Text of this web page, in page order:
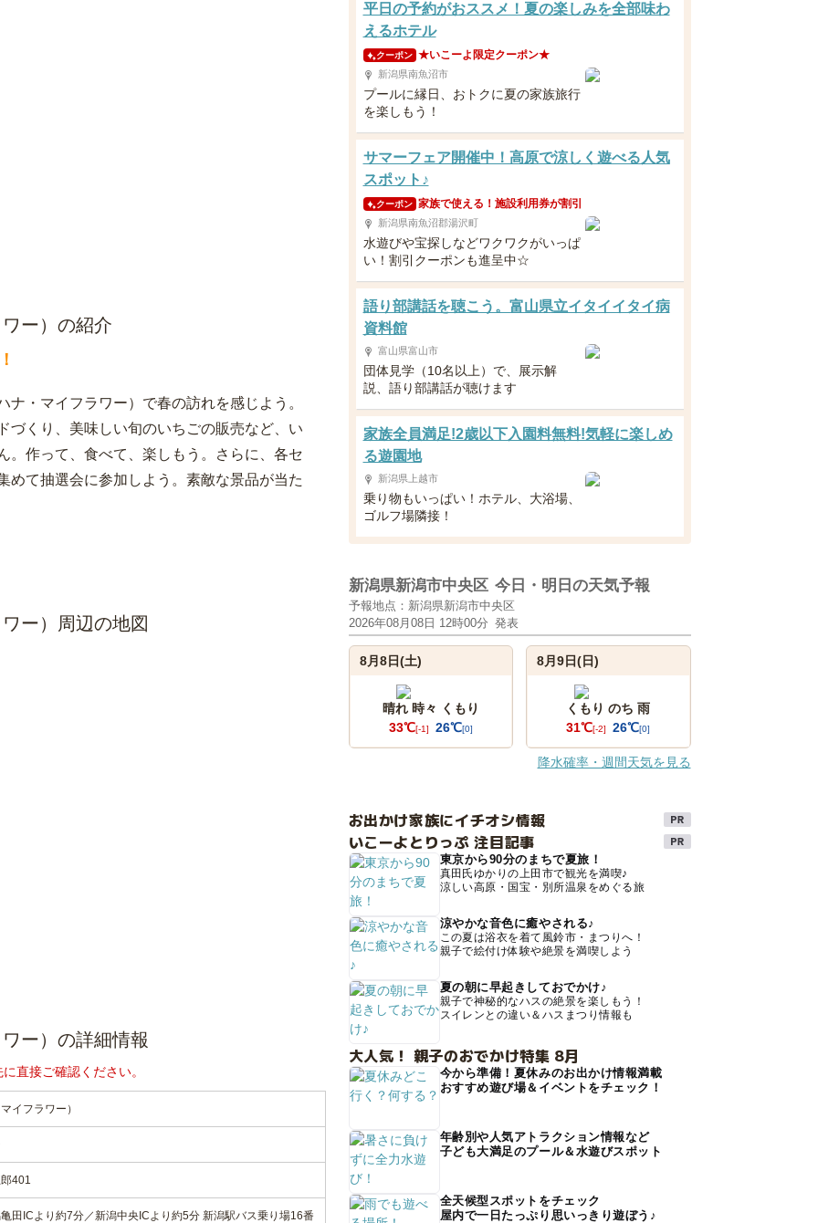
ー）の紹介
・マイフラワー）で春の訪れを感じよう。
づくり、美味しい旬のいちごの販売など、い
。作って、食べて、楽しもう。さらに、各セ
めて抽選会に参加しよう。素敵な景品が当た
ー）周辺の地図
ー）の詳細情報
直接ご確認ください。
イフラワー）
401
田ICより約7分／新潟中央ICより約5分 新潟駅バス乗り場16番
平日の予約がおススメ！夏の楽しみを全部味わ
えるホテル
クーポン ★いこーよ限定クーポン★
新潟県南魚沼市
プールに縁日、おトクに夏の家族旅行
を楽しもう！
サマーフェア開催中！高原で涼しく遊べる人気
スポット♪
クーポン 家族で使える！施設利用券が割引
新潟県南魚沼郡湯沢町
水遊びや宝探しなどワクワクがいっぱ
い！割引クーポンも進呈中☆
語り部講話を聴こう。富山県立イタイイタイ病
資料館
富山県富山市
団体見学（10名以上）で、展示解
説、語り部講話が聴けます
家族全員満足!2歳以下入園料無料!気軽に楽しめ
る遊園地
新潟県上越市
乗り物もいっぱい！ホテル、大浴場、
ゴルフ場隣接！
新潟県新潟市中央区 今日・明日の天気予報
予報地点：新潟県新潟市中央区
2026年08月08日 12時00分 発表
8月8日(土)
晴れ 時々 くもり
33℃[-1] 26℃[0]
8月9日(日)
くもり のち 雨
31℃[-2] 26℃[0]
降水確率・週間天気を見る
お出かけ家族にイチオシ情報
いこーよとりっぷ 注目記事
東京から90分のまちで夏旅！
真田氏ゆかりの上田市で観光を満喫♪
涼しい高原・国宝・別所温泉をめぐる旅
涼やかな音色に癒やされる♪
この夏は浴衣を着て風鈴市・まつりへ！
親子で絵付け体験や絶景を満喫しよう
夏の朝に早起きしておでかけ♪
親子で神秘的なハスの絶景を楽しもう！
スイレンとの違い＆ハスまつり情報も
大人気！ 親子のおでかけ特集 8月
今から準備！夏休みのお出かけ情報満載
おすすめ遊び場＆イベントをチェック！
年齢別や人気アトラクション情報など
子ども大満足のプール＆水遊びスポット
全天候型スポットをチェック
屋内で一日たっぷり思いっきり遊ぼう♪